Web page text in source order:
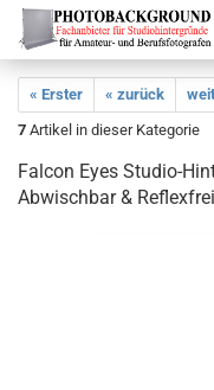
« Erster « zurück
7 Artikel in dieser Kategorie
Falcon Eyes Studio-
Abwischbar & Reflexfrei